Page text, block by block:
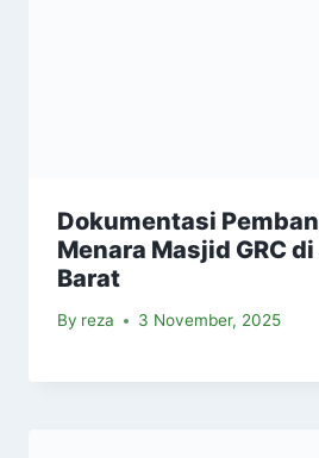
Dokumentasi
Menara Masjid GRC
Barat
By reza 3 November, 2025